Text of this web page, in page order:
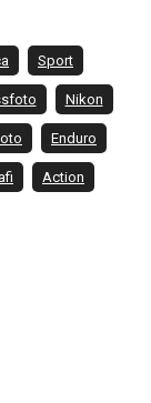
Sport
Nikon
Enduro
Action